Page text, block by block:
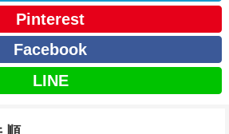
Pinterest
Facebook
LINE